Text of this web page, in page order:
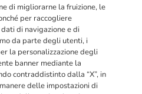
europeanellaformazione
del lavoro con più di140.000 studenti
tra Spagna, Portogallo e Italia.
di migliorarne la fruizione, le
per raccogliere
di navigazione e di
da parte degli utenti, i
la personalizzazione degli
banner mediante la
contraddistinto dalla “X”, in
delle impostazioni di